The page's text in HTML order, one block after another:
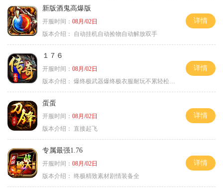
新版酒鬼高爆版
开服时间： 08月/02日
版本介绍：
自动挂机自动捡物自动解放双手
详情
１７６
开服时间： 08月/02日
版本介绍： 爆终极武器爆终极衣服耐玩不累轻松满级
详情
蛋蛋
开服时间： 08月/02日
版本介绍： 直接起飞
详情
专属最强1.76
开服时间： 08月/02日
版本介绍： 终极精致素材剧情装备全
详情